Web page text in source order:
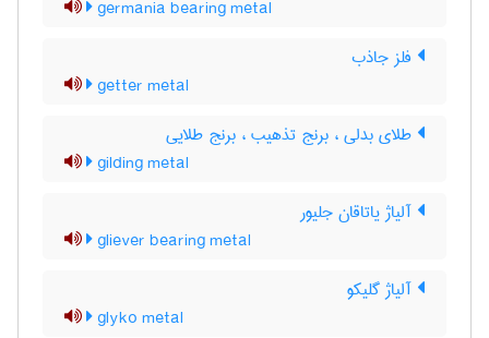
germania bearing metal
فلز جاذب
getter metal
طلای بدلی ، برنج تذهیب ، برنج طلایی
gilding metal
آلیاژ یاتاقان جلیور
gliever bearing metal
آلیاژ گلیکو
glyko metal